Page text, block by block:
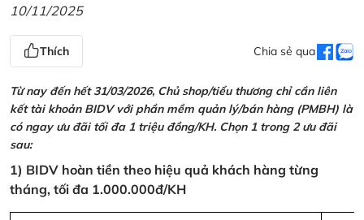
10/11/2025
Thích Chia sẻ qua
Từ nay đến hết 31/03/2026, Chủ shop/tiểu thương chỉ cần liên
kết tài khoản BIDV với phần mềm quản lý/bán hàng (PMBH) là
có ngay ưu đãi tối đa 1 triệu đồng/KH. Chọn 1 trong 2 ưu đãi
sau:
1) BIDV hoàn tiền theo hiệu quả khách hàng từng
tháng, tối đa 1.000.000đ/KH